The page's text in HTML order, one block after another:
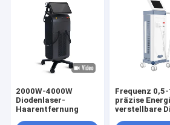
2000W-4000W
Diodenlaser-
Haarentfernung
Frequenz
präzise
verstellbare